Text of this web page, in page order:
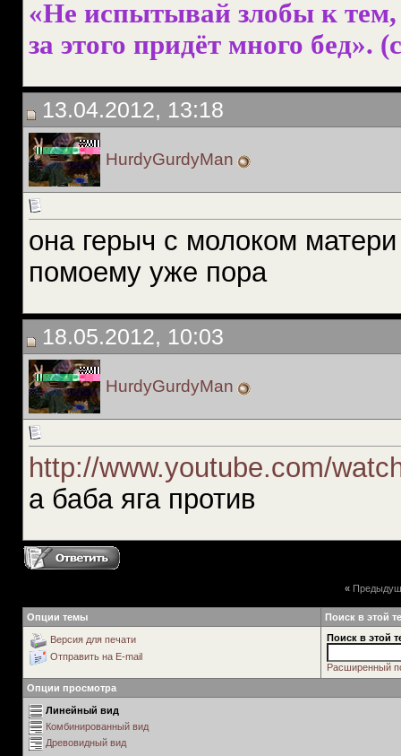
«Не испытывай злобы к тем,
за этого придёт много бед».
13.04.2012, 13:18
HurdyGurdyMan
она герыч с молоком матери
помоему уже пора
18.05.2012, 10:03
HurdyGurdyMan
http://www.youtube.com/
а баба яга против
«
Опции темы Поиск в этой
Версия для печати
Отправить на E-mail
Поиск в этой
Расширенный
Опции просмотра
Линейный вид
Комбинированный вид
Древовидный вид